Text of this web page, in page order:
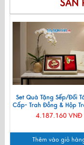
SẢN
Set Quà Tặng Sếp/Đối
Cấp- Trah Đồng & Hộp
Sơn Mài CBQT004
4.187.160 VNĐ
Thêm vào giỏ